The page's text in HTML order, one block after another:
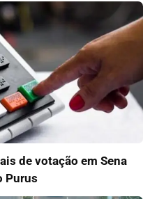
de votação em Sena
Purus